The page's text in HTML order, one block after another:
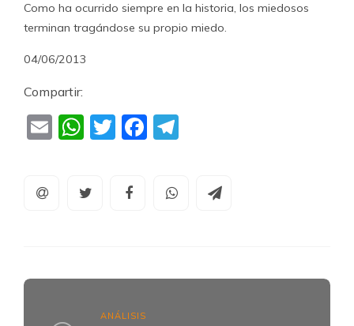
Como ha ocurrido siempre en la historia, los miedosos
terminan tragándose su propio miedo.
04/06/2013
Compartir:
EmailWhatsApp
TwitterFacebook
ANÁLISIS